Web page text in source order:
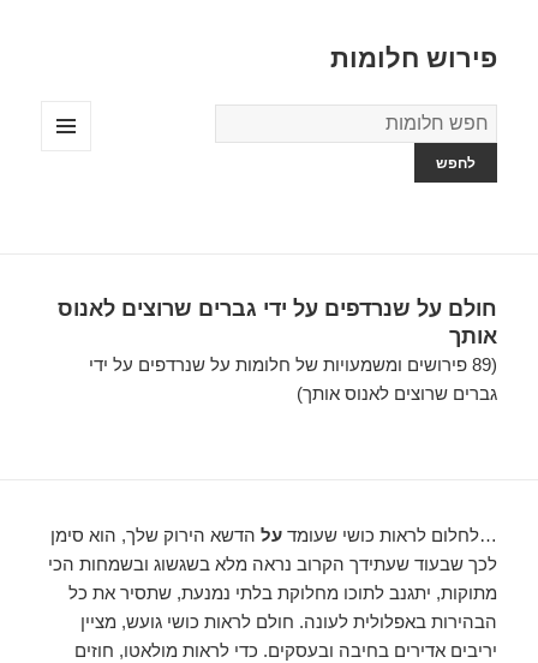
פירוש חלומות
מילון
החלומות
חולם על שנרדפים על ידי גברים שרוצים לאנוס
אותך
(89 פירושים ומשמעויות של חלומות על שנרדפים על ידי
גברים שרוצים לאנוס אותך)
…לחלום לראות כושי שעומדעל הדשא הירוק שלך, הוא סימן
לכך שבעוד שעתידך הקרוב נראה מלא בשגשוג ובשמחות הכי
מתוקות, יתגנב לתוכו מחלוקת בלתי נמנעת, שתסיר את כל
הבהירות באפלולית לעונה. חולם לראות כושי גועש, מציין
יריבים אדירים בחיבה ובעסקים. כדי לראות מולאטו, חוזים